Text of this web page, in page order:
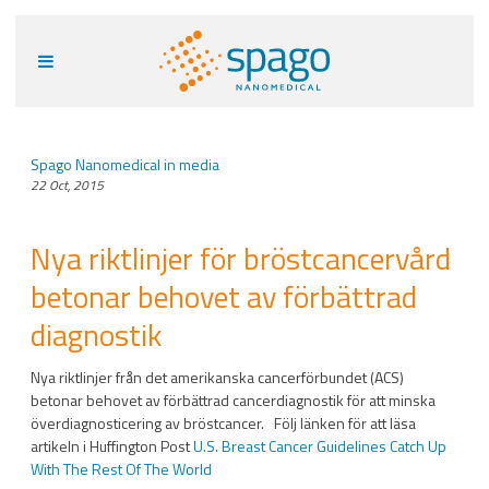
Spago Nanomedical in media
22 Oct, 2015
Nya riktlinjer för bröstcancervård
betonar behovet av förbättrad
diagnostik
Nya riktlinjer från det amerikanska cancerförbundet (ACS)
betonar behovet av förbättrad cancerdiagnostik för att minska
överdiagnosticering av bröstcancer. Följ länken för att läsa
artikeln i Huffington PostU.S. Breast Cancer Guidelines Catch Up
With The Rest Of The World